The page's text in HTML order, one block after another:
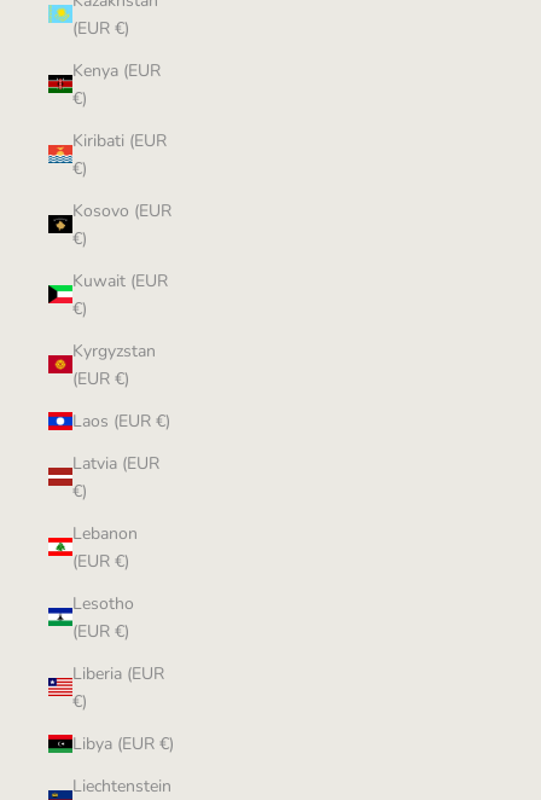
(EUR €)
Kenya (EUR
€)
Kiribati (EUR
€)
Kosovo (EUR
€)
Kuwait (EUR
€)
Kyrgyzstan
(EUR €)
Laos (EUR €)
Latvia (EUR
€)
Lebanon
(EUR €)
Lesotho
(EUR €)
Liberia (EUR
€)
Libya (EUR €)
Liechtenstein